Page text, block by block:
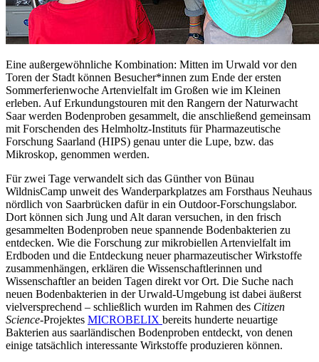
Eine außergewöhnliche Kombination: Mitten im Urwald vor den
Toren der Stadt können Besucher*innen zum Ende der ersten
Sommerferienwoche Artenvielfalt im Großen wie im Kleinen
erleben. Auf Erkundungstouren mit den Rangern der Naturwacht
Saar werden Bodenproben gesammelt, die anschließend gemeinsam
mit Forschenden des Helmholtz-Instituts für Pharmazeutische
Forschung Saarland (HIPS) genau unter die Lupe, bzw. das
Mikroskop, genommen werden.
Für zwei Tage verwandelt sich das Günther von Bünau
WildnisCamp unweit des Wanderparkplatzes am Forsthaus Neuhaus
nördlich von Saarbrücken dafür in ein Outdoor-Forschungslabor.
Dort können sich Jung und Alt daran versuchen, in den frisch
gesammelten Bodenproben neue spannende Bodenbakterien zu
entdecken. Wie die Forschung zur mikrobiellen Artenvielfalt im
Erdboden und die Entdeckung neuer pharmazeutischer Wirkstoffe
zusammenhängen, erklären die Wissenschaftlerinnen und
Wissenschaftler an beiden Tagen direkt vor Ort. Die Suche nach
neuen Bodenbakterien in der Urwald-Umgebung ist dabei äußerst
vielversprechend – schließlich wurden im Rahmen des Citizen
Science-Projektes MICROBELIX bereits hunderte neuartige
Bakterien aus saarländischen Bodenproben entdeckt, von denen
einige tatsächlich interessante Wirkstoffe produzieren können.